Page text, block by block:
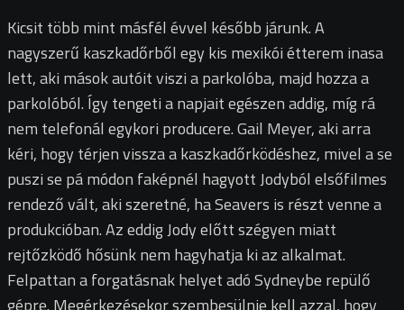
Kicsit több mint másfél évvel később járunk. A
nagyszerű kaszkadőrből egy kis mexikói étterem inasa
lett, aki mások autóit viszi a parkolóba, majd hozza a
parkolóból. Így tengeti a napjait egészen addig, míg rá
nem telefonál egykori producere. Gail Meyer, aki arra
kéri, hogy térjen vissza a kaszkadőrködéshez, mivel a se
puszi se pá módon faképnél hagyott Jodyból elsőfilmes
rendező vált, aki szeretné, ha Seavers is részt venne a
produkcióban. Az eddig Jody előtt szégyen miatt
rejtőzködő hősünk nem hagyhatja ki az alkalmat.
Felpattan a forgatásnak helyet adó Sydneybe repülő